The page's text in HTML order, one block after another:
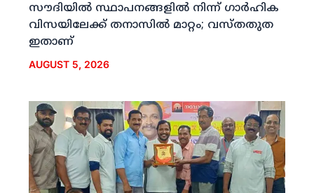
സൗദിയില്‍ സ്ഥാപനങ്ങളില്‍ നിന്ന് ഗാര്‍ഹിക
വിസയിലേക്ക് തനാസില്‍ മാറ്റം; വസ്തതുത
ഇതാണ്
AUGUST 5, 2026